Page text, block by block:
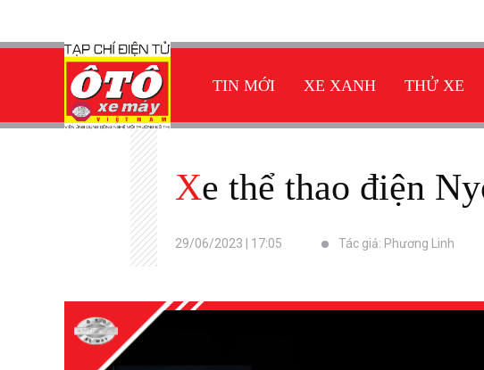
TIN MỚI XE XANH THỬ XE
Xe thể thao điện
29/06/2023 | 17:05 Tác giả: Phương Linh